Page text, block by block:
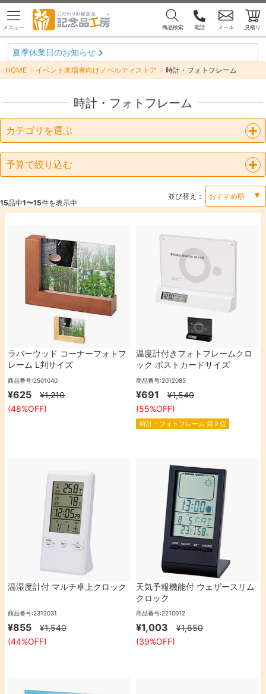
メニュー 商品検索 電話 メール 見積り
夏季休業日のお知らせ
HOME イベント来場者向けノベルティストア 時計・フォトフレーム
時計・フォトフレーム
カテゴリを選ぶ
予算で絞り込む
15品中1〜15件を表示中
並び替え：
ラバーウッド コーナーフォトフ
レーム L判サイズ
商品番号:2501040
¥625
¥1,210
(48%OFF)
温度計付きフォトフレームクロ
ック ポストカードサイズ
（148×98mm）
商品番号:2012085
¥691
¥1,540
(55%OFF)
時計・フォトフレーム 第２位
温湿度計付 マルチ卓上クロック
商品番号:2312031
¥855
¥1,540
(44%OFF)
天気予報機能付 ウェザースリム
クロック
商品番号:2210012
¥1,003
¥1,650
(39%OFF)